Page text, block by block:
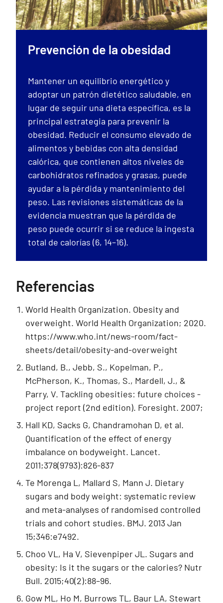
Prevención de la obesidad
Mantener un equilibrio energético y
adoptar un patrón dietético saludable, en
lugar de seguir una dieta específica, es la
principal estrategia para prevenir la
obesidad. Reducir el consumo elevado de
alimentos y bebidas con alta densidad
calórica, que contienen altos niveles de
carbohidratos refinados y grasas, puede
ayudar a la pérdida y mantenimiento del
peso. Las revisiones sistemáticas de la
evidencia muestran que la pérdida de
peso puede ocurrir si se reduce la ingesta
total de calorías (6, 14–16).
Referencias
World Health Organization. Obesity and
overweight. World Health Organization; 2020.
https://www.who.int/news-room/fact-
sheets/detail/obesity-and-overweight
Butland, B., Jebb, S., Kopelman, P.,
McPherson, K., Thomas, S., Mardell, J., &
Parry, V. Tackling obesities: future choices -
project report (2nd edition). Foresight. 2007;
Hall KD, Sacks G, Chandramohan D, et al.
Quantification of the effect of energy
imbalance on bodyweight. Lancet.
2011;378(9793):826-837
Te Morenga L, Mallard S, Mann J. Dietary
sugars and body weight: systematic review
and meta-analyses of randomised controlled
trials and cohort studies. BMJ. 2013 Jan
15;346:e7492.
Choo VL, Ha V, Sievenpiper JL. Sugars and
obesity: Is it the sugars or the calories? Nutr
Bull. 2015;40(2):88–96.
Gow ML, Ho M, Burrows TL, Baur LA, Stewart